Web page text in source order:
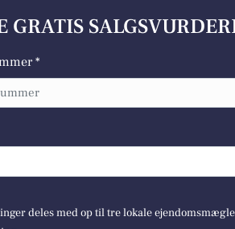
GRATIS
*
deles med op til tre lokale